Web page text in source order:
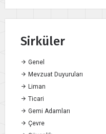
Sirküler
Genel
Mevzuat Duyuruları
Liman
Ticari
Gemi Adamları
Çevre